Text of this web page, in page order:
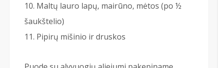
Maltų lauro lapų, mairūno, mėtos (po ½
šaukštelio)
Pipirų mišinio ir druskos